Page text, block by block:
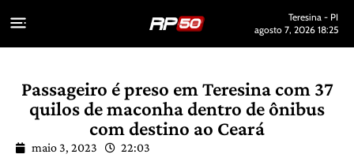
Teresina - PI
agosto 7, 2026 18:25
Passageiro é preso em Teresina com 37
quilos de maconha dentro de ônibus
com destino ao Ceará
maio 3, 2023 22:03